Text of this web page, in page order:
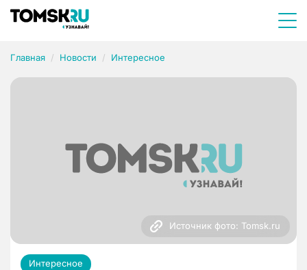
Главная Новости Интересное
Источник фото: Tomsk.ru
Интересное